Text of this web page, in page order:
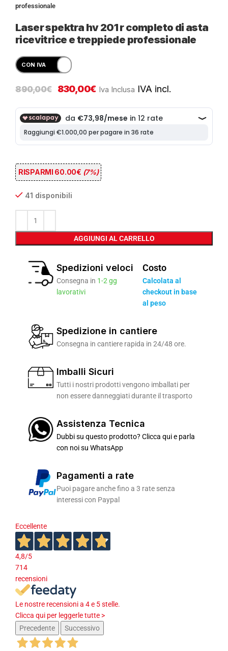
professionale
Laser spektra hv 201 r completo di asta
ricevitrice e treppiede professionale
890,00€ 830,00€ Iva Inclusa IVA incl.
RISPARMI 60.00€ (7%)
41 disponibili
AGGIUNGI AL CARRELLO
Spedizioni veloci
Consegna in 1-2 gg
lavorativi
Costo
Calcolata al
checkout in base
al peso
Spedizione in cantiere
Consegna in cantiere rapida in 24/48 ore.
Imballi Sicuri
Tutti i nostri prodotti vengono imballati per
non essere danneggiati durante il trasporto
Assistenza Tecnica
Dubbi su questo prodotto? Clicca qui e parla
con noi su WhatsApp
Pagamenti a rate
Puoi pagare anche fino a 3 rate senza
interessi con Paypal
Eccellente
4,8/5
714
recensioni
Le nostre recensioni a 4 e 5 stelle.
Clicca qui per leggerle tutte >
Precedente
Successivo